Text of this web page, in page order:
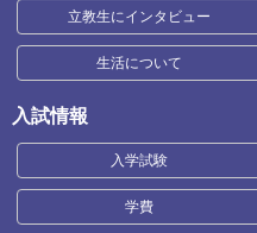
立教生にインタビュー
生活について
入試情報
入学試験
学費